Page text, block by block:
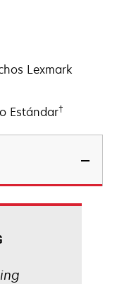
Lexmark
Estándar†